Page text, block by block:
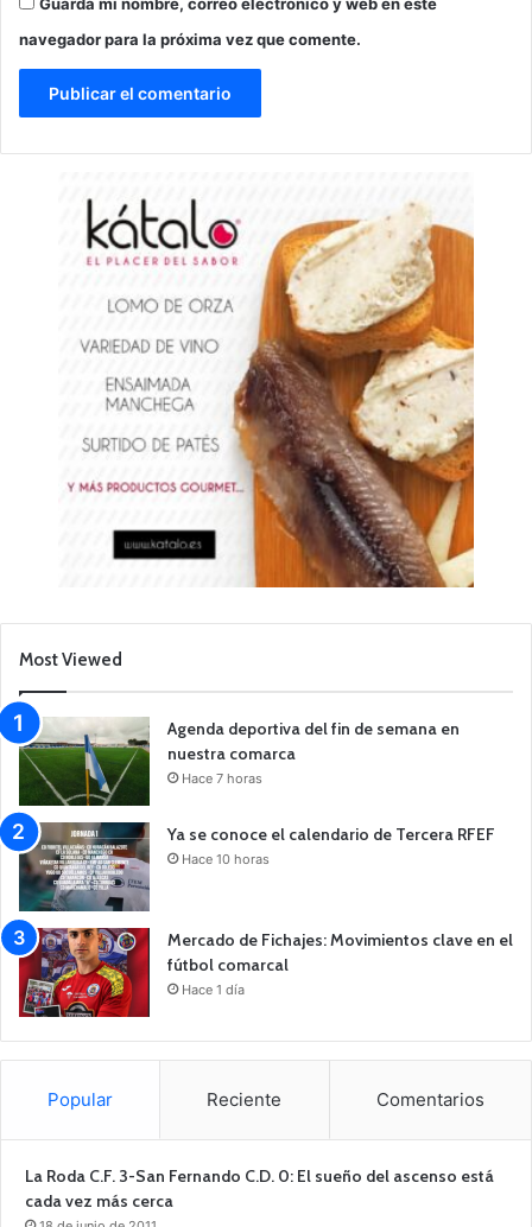
navegador para la próxima vez que comente.
Most Viewed
Agenda deportiva del fin de semana en
nuestra comarca
Hace 7 horas
Ya se conoce el calendario de Tercera RFEF
Hace 10 horas
Mercado de Fichajes: Movimientos clave en el
fútbol comarcal
Hace 1 día
Popular Reciente Comentarios
La Roda C.F. 3-San Fernando C.D. 0: El sueño del ascenso está
cada vez más cerca